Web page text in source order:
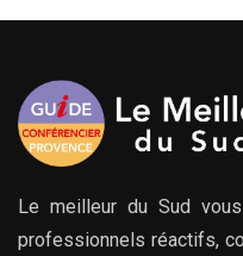
Le meilleur du Sud
professionnels réactifs,